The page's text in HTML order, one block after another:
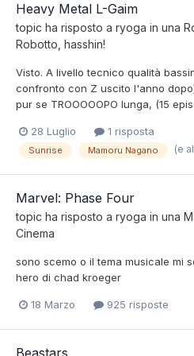
Heavy Metal L-Gaim
topic ha risposto a ryoga in una
Robotto, hasshin!
Visto. A livello tecnico qualità
confronto con Z uscito l'anno
pur se TROOOOOPO lunga, (15
28 Luglio 1 risposta
Sunrise Mamoru Nagano (e
Marvel: Phase Four
topic ha risposto a ryoga in una
Cinema
sono scemo o il tema musicale mi
hero di chad kroeger
18 Marzo 925 risposte
Beastars